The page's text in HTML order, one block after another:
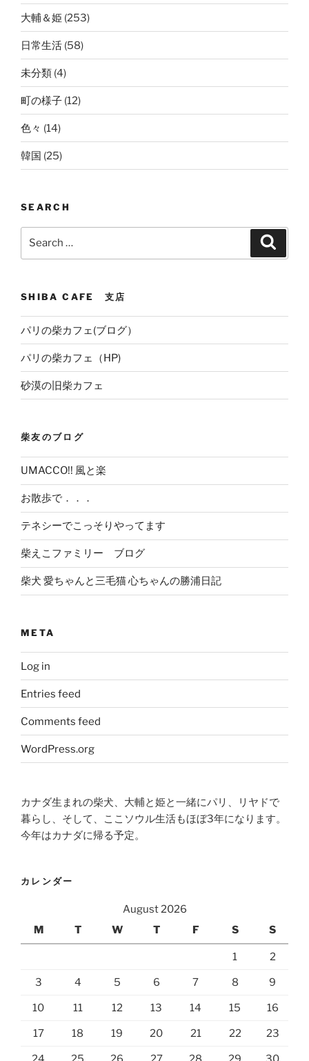
大輔＆姫 (253)
日常生活 (58)
未分類 (4)
町の様子 (12)
色々 (14)
韓国 (25)
SEARCH
SHIBA CAFE 支店
パリの柴カフェ(ブログ）
パリの柴カフェ（HP)
砂漠の旧柴カフェ
柴友のブログ
UMACCO!! 風と楽
お散歩で．．．
テネシーでこっそりやってます
柴えこファミリー ブログ
柴犬 愛ちゃんと三毛猫 心ちゃんの勝浦日記
META
Log in
Entries feed
Comments feed
WordPress.org
カナダ生まれの柴犬、大輔と姫と一緒にパリ、リヤドで
暮らし、そして、ここソウル生活もほぼ3年になります。
今年はカナダに帰る予定。
カレンダー
August 2026
M
T W T F S S
1 2
3 4 5 6 7 8 9
10 11 12 13 14 15 16
17 18 19 20 21 22 23